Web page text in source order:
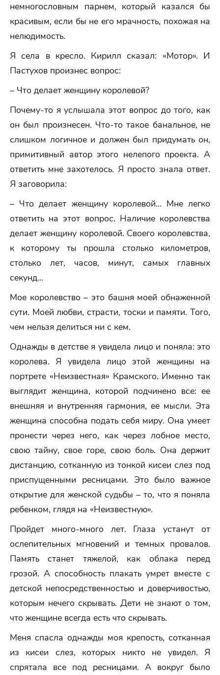
немногословным парнем, который казался бы
красивым, если бы не его мрачность, похожая на
нелюдимость.
Я села в кресло. Кирилл сказал: «Мотор». И
Пастухов произнес вопрос:
– Что делает женщину королевой?
Почему-то я услышала этот вопрос до того, как
он был произнесен. Что-то такое банальное, не
слишком логичное и должен был придумать он,
примитивный автор этого нелепого проекта. А
ответить мне захотелось. Я просто знала ответ.
Я заговорила:
– Что делает женщину королевой… Мне легко
ответить на этот вопрос. Наличие королевства
делает женщину королевой. Своего королевства,
к которому ты прошла столько километров,
столько лет, часов, минут, самых главных
секунд…
Мое королевство – это башня моей обнаженной
сути. Моей любви, страсти, тоски и памяти. Того,
чем нельзя делиться ни с кем.
Однажды в детстве я увидела лицо и поняла: это
королева. Я увидела лицо этой женщины на
портрете «Неизвестная» Крамского. Именно так
выглядит женщина, которой подчинено все: ее
внешняя и внутренняя гармония, ее мысли. Эта
женщина способна подать себя миру. Она умеет
пронести через него, как через лобное место,
свою тайну, свое горе, свою боль. Она держит
дистанцию, сотканную из тонкой кисеи слез под
приспущенными ресницами. Это было важное
открытие для женской судьбы – то, что я поняла
ребенком, глядя на «Неизвестную».
Пройдет много-много лет. Глаза устанут от
ослепительных мгновений и темных провалов.
Память станет тяжелой, как облака перед
грозой. А способность плакать умрет вместе с
детской непосредственностью и доверчивостью,
которым нечего скрывать. Дети не знают о том,
что женщине всегда есть что скрывать.
Меня спасла однажды моя крепость, сотканная
из кисеи слез, которых никто не увидел. Я
спрятала все под ресницами. А вокруг было